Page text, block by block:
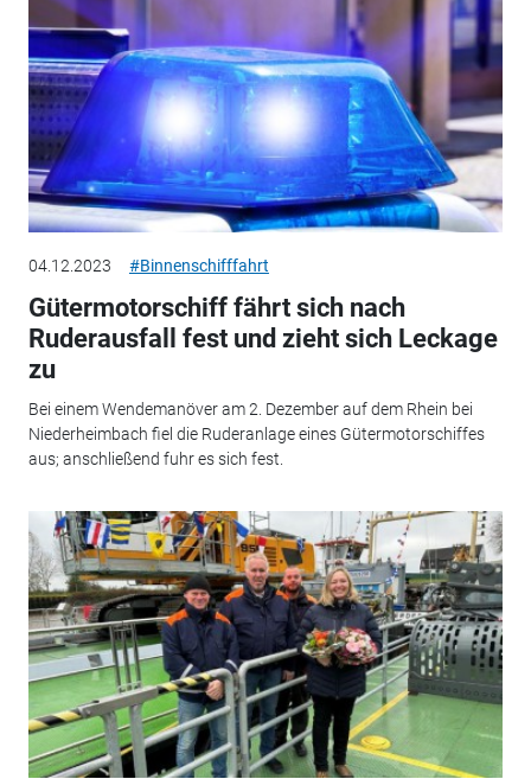
04.12.2023 #Binnenschifffahrt
Gütermotorschiff fährt sich nach
Ruderausfall fest und zieht sich Leckage
zu
Bei einem Wendemanöver am 2. Dezember auf dem Rhein bei
Niederheimbach fiel die Ruderanlage eines Gütermotorschiffes
aus; anschließend fuhr es sich fest.